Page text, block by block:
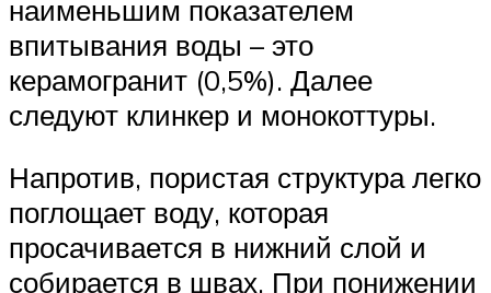
наименьшим показателем
впитывания воды – это
керамогранит (0,5%). Далее
следуют клинкер и монокоттуры.
Напротив, пористая структура легко
поглощает воду, которая
просачивается в нижний слой и
собирается в швах. При понижении